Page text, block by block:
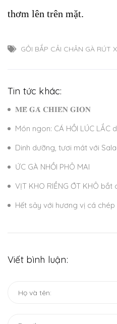
thơm lên trên mặt.
GỎI BẮP CẢI CHÂN GÀ RÚT
Tin tức khác:
𝐌𝐄̂̀ 𝐆𝐀̀ 𝐂𝐇𝐈𝐄̂𝐍 𝐆𝐈𝐎̀𝐍
Món ngon: CÁ HỒI LÚC LẮC
Dinh dưỡng, tươi mát với
ỨC GÀ NHỒI PHÔ MAI
VỊT KHO RIỀNG ỚT KHÔ bắt
Hết sảy với hương vị cá
Viết bình luận: